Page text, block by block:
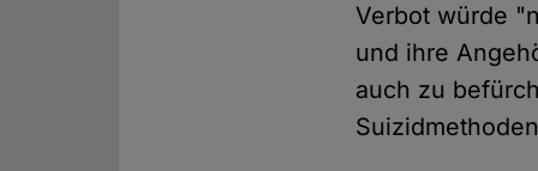
Verbot würde
und ihre
auch zu